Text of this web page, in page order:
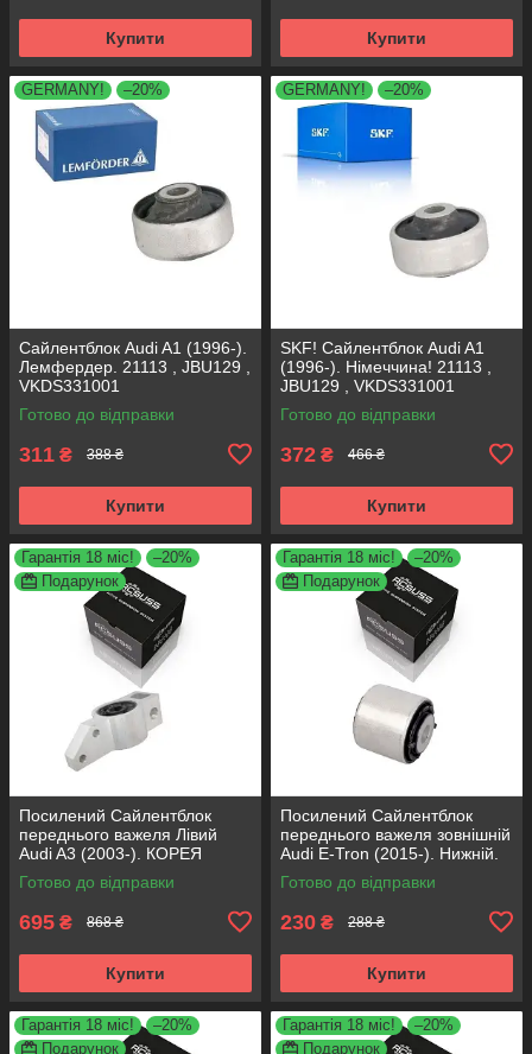
Купити Купити
GERMANY! –20%
Сайлентблок Audi A1 (1996-).
Лемфердер. 21113 , JBU129 ,
VKDS331001
Готово до відправки
311 ₴ 388 ₴
Купити
GERMANY! –20%
SKF! Сайлентблок Audi A1
(1996-). Німеччина! 21113 ,
JBU129 , VKDS331001
Готово до відправки
372 ₴ 466 ₴
Купити
Гарантія 18 міс!
–20%
Подарунок
Посилений Сайлентблок
переднього важеля Лівий
Audi A3 (2003-). КОРЕЯ
Acsuss! 34762 , JBU691 ,
VKDS331004
Готово до відправки
695 ₴ 868 ₴
Купити
Гарантія 18 міс!
–20%
Подарунок
Посилений Сайлентблок
переднього важеля зовнішній
Audi E-Tron (2015-). Нижній.
КОРЕЯ Acsuss! FE175192 ,
VKDS331087
Готово до відправки
230 ₴ 288 ₴
Купити
Гарантія 18 міс!
–20%
Подарунок
Гарантія 18 міс!
–20%
Подарунок